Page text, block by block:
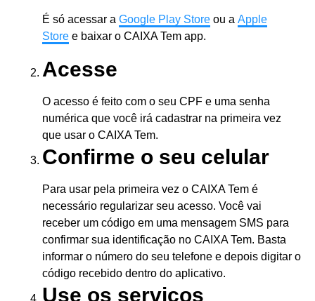
É só acessar a Google Play Store ou a Apple
Store e baixar o CAIXA Tem app.
Acesse
O acesso é feito com o seu CPF e uma senha
numérica que você irá cadastrar na primeira vez
que usar o CAIXA Tem.
Confirme o seu celular
Para usar pela primeira vez o CAIXA Tem é
necessário regularizar seu acesso. Você vai
receber um código em uma mensagem SMS para
confirmar sua identificação no CAIXA Tem. Basta
informar o número do seu telefone e depois digitar o
código recebido dentro do aplicativo.
Use os serviços